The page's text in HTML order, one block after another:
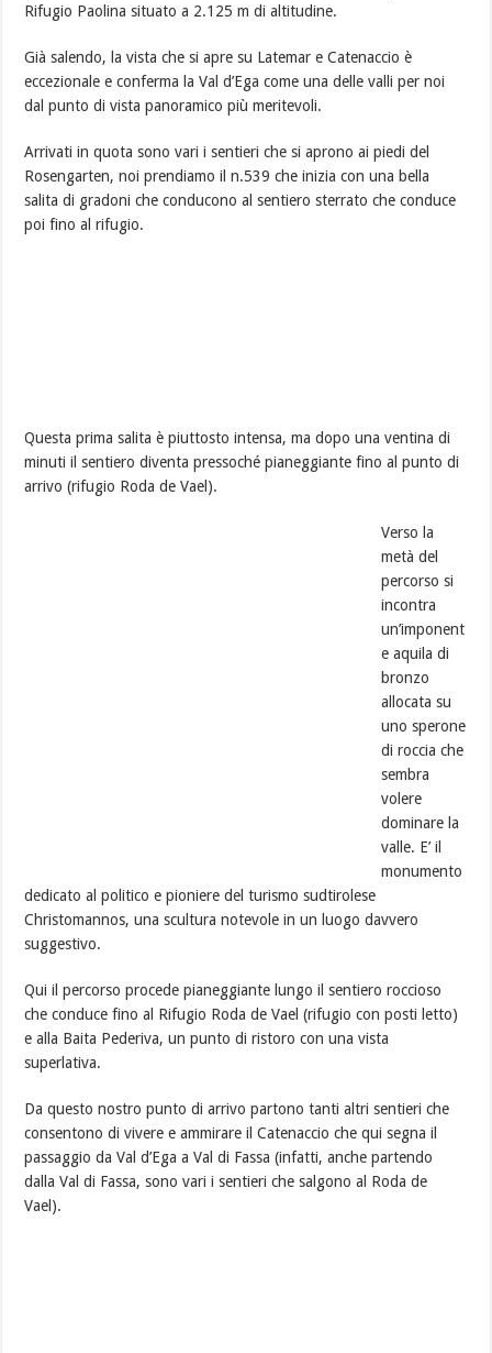
Rifugio Paolina situato a 2.125 m di altitudine.
Già salendo, la vista che si apre su Latemar e Catenaccio è
eccezionale e conferma la Val d’Ega come una delle valli per noi
dal punto di vista panoramico più meritevoli.
Arrivati in quota sono vari i sentieri che si aprono ai piedi del
Rosengarten, noi prendiamo il n.539 che inizia con una bella
salita di gradoni che conducono al sentiero sterrato che conduce
poi fino al rifugio.
Questa prima salita è piuttosto intensa, ma dopo una ventina di
minuti il sentiero diventa pressoché pianeggiante fino al punto di
arrivo (rifugio Roda de Vael).
Verso la
metà del
percorso si
incontra
un’imponent
e aquila di
bronzo
allocata su
uno sperone
di roccia che
sembra
volere
dominare la
valle. E’ il
monumento
dedicato al politico e pioniere del turismo sudtirolese
Christomannos, una scultura notevole in un luogo davvero
suggestivo.
Qui il percorso procede pianeggiante lungo il sentiero roccioso
che conduce fino al Rifugio Roda de Vael (rifugio con posti letto)
e alla Baita Pederiva, un punto di ristoro con una vista
superlativa.
Da questo nostro punto di arrivo partono tanti altri sentieri che
consentono di vivere e ammirare il Catenaccio che qui segna il
passaggio da Val d’Ega a Val di Fassa (infatti, anche partendo
dalla Val di Fassa, sono vari i sentieri che salgono al Roda de
Vael).